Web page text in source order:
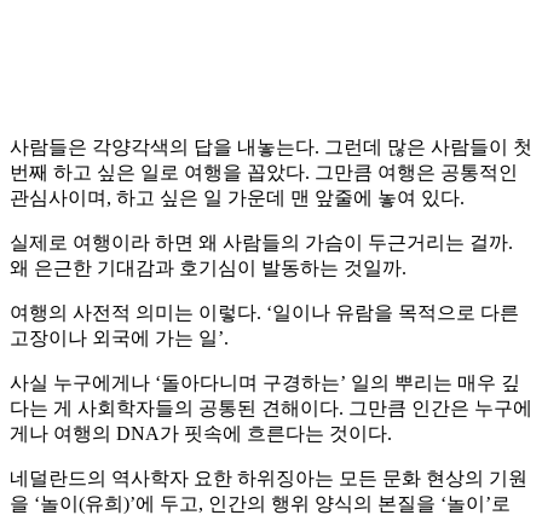
사람들은 각양각색의 답을 내놓는다. 그런데 많은 사람들이 첫
번째 하고 싶은 일로 여행을 꼽았다. 그만큼 여행은 공통적인
관심사이며, 하고 싶은 일 가운데 맨 앞줄에 놓여 있다.
실제로 여행이라 하면 왜 사람들의 가슴이 두근거리는 걸까.
왜 은근한 기대감과 호기심이 발동하는 것일까.
여행의 사전적 의미는 이렇다. ‘일이나 유람을 목적으로 다른
고장이나 외국에 가는 일’.
사실 누구에게나 ‘돌아다니며 구경하는’ 일의 뿌리는 매우 깊
다는 게 사회학자들의 공통된 견해이다. 그만큼 인간은 누구에
게나 여행의 DNA가 핏속에 흐른다는 것이다.
네덜란드의 역사학자 요한 하위징아는 모든 문화 현상의 기원
을 ‘놀이(유희)’에 두고, 인간의 행위 양식의 본질을 ‘놀이’로